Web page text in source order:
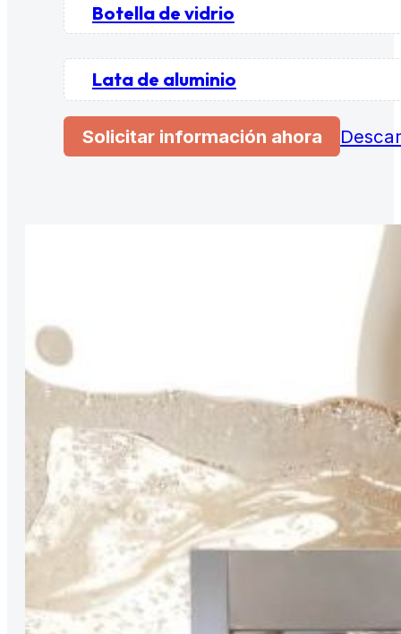
Botella de vidrio
Lata de aluminio
Solicitar información ahora